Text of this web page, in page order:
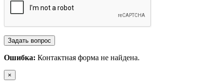
Ошибка: Контактная форма не найдена.
×